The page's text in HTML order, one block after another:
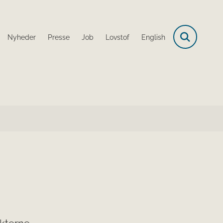
Nyheder Presse Job Lovstof English